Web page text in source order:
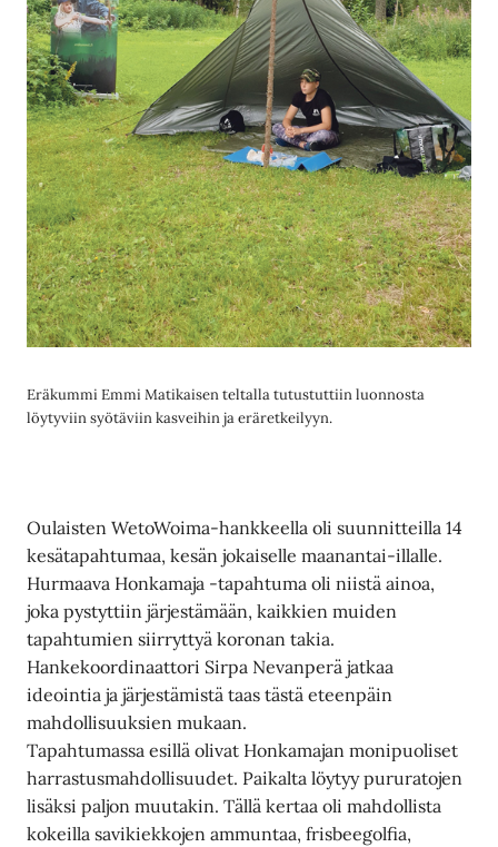
Eräkummi Emmi Matikaisen teltalla tutustuttiin luonnosta
löytyviin syötäviin kasveihin ja eräretkeilyyn.
Oulaisten WetoWoima-hankkeella oli suunnitteilla 14
kesätapahtumaa, kesän jokaiselle maanantai-illalle.
Hurmaava Honkamaja -tapahtuma oli niistä ainoa,
joka pystyttiin järjestämään, kaikkien muiden
tapahtumien siirryttyä koronan takia.
Hankekoordinaattori Sirpa Nevanperä jatkaa
ideointia ja järjestämistä taas tästä eteenpäin
mahdollisuuksien mukaan.
Tapahtumassa esillä olivat Honkamajan monipuoliset
harrastusmahdollisuudet. Paikalta löytyy pururatojen
lisäksi paljon muutakin. Tällä kertaa oli mahdollista
kokeilla savikiekkojen ammuntaa, frisbeegolfia,